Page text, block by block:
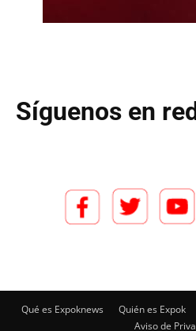
Síguenos en
Qué es Expoknews Quién es Expok
Aviso de